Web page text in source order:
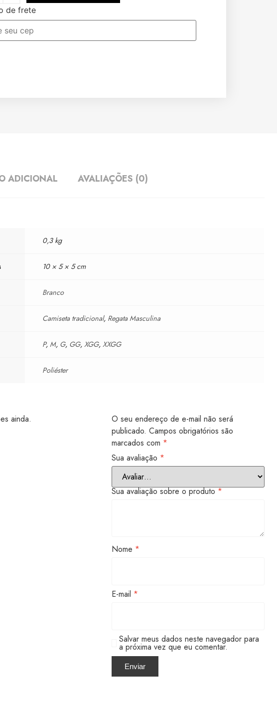
de frete
ADICIONAL AVALIAÇÕES (0)
0,3 kg
10 × 5 × 5 cm
Branco
Camiseta tradicional, Regata Masculina
P,M, G, GG,XGG,XXGG
Poliéster
ainda.
O seu endereço de e-mail não será
publicado. Campos obrigatórios são
marcados com *
Sua avaliação *
Sua avaliação sobre o produto*
Nome *
E-mail *
Salvar meus dados neste navegador para
a próxima vez que eu comentar.